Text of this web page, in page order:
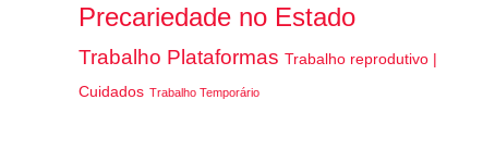
Precariedade no Estado
Trabalho Plataformas Trabalho reprodutivo |
Cuidados Trabalho Temporário